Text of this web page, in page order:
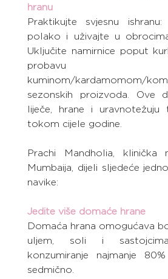
hranu
Praktikujte svjesnu
polako i uživajte u
Uključite namirnice poput
kuminom/
sezonskih proizvoda. Ove
liječe, hrane i uravnotežuju
tokom cijele godine.
Prachi Mandholia, klinička
Mumbaija, dijeli sljedeće
navike:
Jedite više domaće hrane
Domaća hrana omogućava
uljem, soli i
konzumiranje najmanje
sedmično.